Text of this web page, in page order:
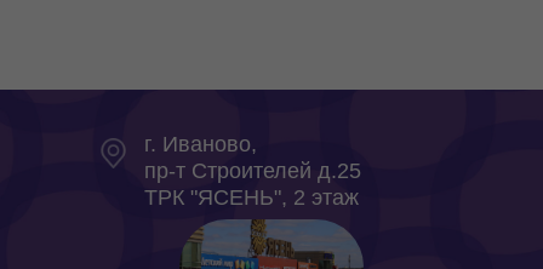
г. Иваново,
пр-т Строителей д.25
ТРК "ЯСЕНЬ", 2 этаж